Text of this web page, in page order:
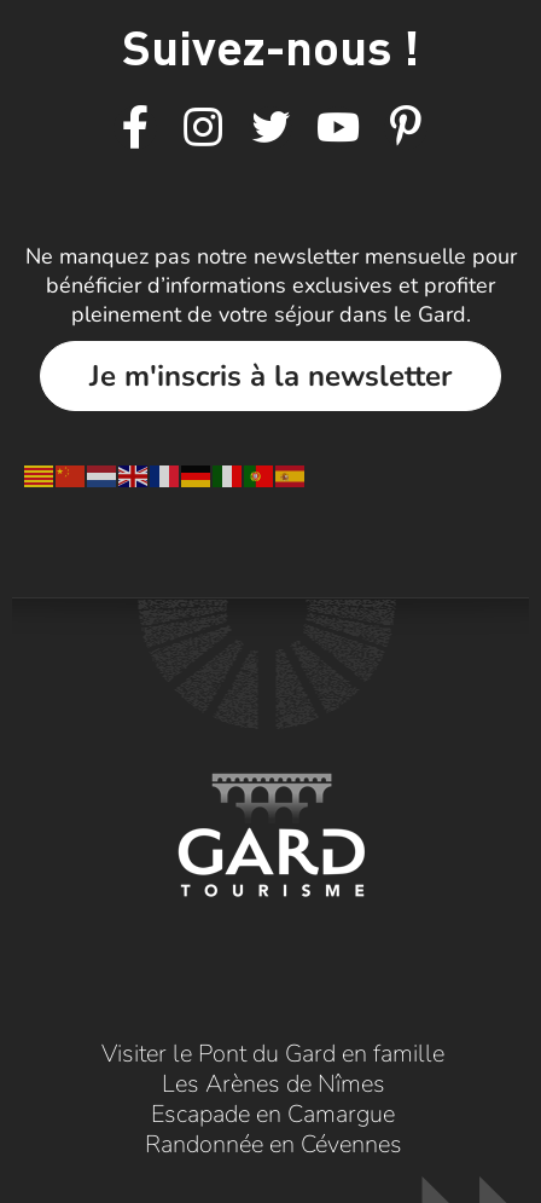
Suivez-nous !
Ne manquez pas notre newsletter mensuelle pour
bénéficier d’informations exclusives et profiter
pleinement de votre séjour dans le Gard.
Je m'inscris à la newsletter
Visiter le Pont du Gard en famille
Les Arènes de Nîmes
Escapade en Camargue
Randonnée en Cévennes